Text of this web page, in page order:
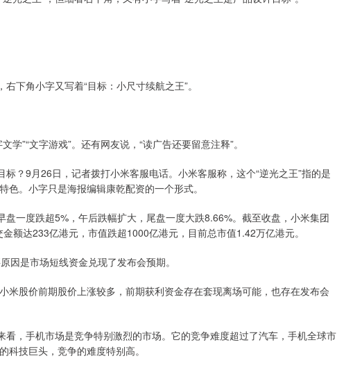
下角小字又写着“目标：小尺寸续航之王”。
”“文字游戏”。还有网友说，“读广告还要留意注释”。
？9月26日，记者拨打小米客服电话。小米客服称，这个“逆光之王”指的是
。小字只是海报编辑康乾配资的一个形式。
一度跌超5%，午后跌幅扩大，尾盘一度大跌8.66%。截至收盘，小米集团
额达233亿港元，市值跌超1000亿港元，目前总市值1.42万亿港元。
因是市场短线资金兑现了发布会预期。
米股价前期股价上涨较多，前期获利资金存在套现离场可能，也存在发布会
，手机市场是竞争特别激烈的市场。它的竞争难度超过了汽车，手机全球市
技巨头，竞争的难度特别高。